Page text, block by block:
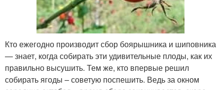
Кто ежегодно производит сбор боярышника и шиповника
— знает, когда собирать эти удивительные плоды, как их
правильно высушить. Тем же, кто впервые решил
собирать ягоды – советую поспешить. Ведь за окном